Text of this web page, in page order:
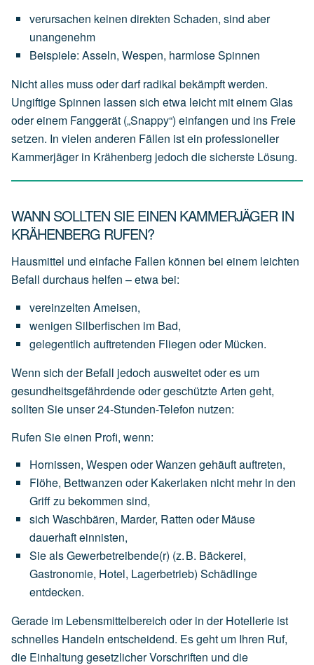
verursachen keinen direkten Schaden, sind aber
unangenehm
Beispiele: Asseln, Wespen, harmloseSpinnen
Nicht alles muss oder darf radikal bekämpft werden.
Ungiftige Spinnen lassen sich etwa leicht mit einem Glas
oder einem Fanggerät („Snappy“) einfangen und ins Freie
setzen. In vielen anderen Fällen ist ein professioneller
Kammerjäger in Krähenberg jedoch die sicherste Lösung.
WANN SOLLTEN SIE EINEN KAMMERJÄGER IN
KRÄHENBERG RUFEN?
Hausmittel und einfache Fallen können bei einem leichten
Befall durchaus helfen – etwa bei:
vereinzelten Ameisen,
wenigen Silberfischen im Bad,
gelegentlich auftretenden Fliegen oder Mücken.
Wenn sich der Befall jedoch ausweitet oder es um
gesundheitsgefährdende oder geschützte Arten geht,
sollten Sie unser 24-Stunden-Telefon nutzen:
Rufen Sie einen Profi, wenn:
Hornissen, Wespen oderWanzen gehäuftauftreten,
Flöhe, Bettwanzen oder Kakerlaken nicht mehr in den
Griffzu bekommen sind,
sich Waschbären, Marder, Ratten oder Mäuse
dauerhafteinnisten,
SiealsGewerbetreibende(r) (z.B. Bäckerei,
Gastronomie, Hotel, Lagerbetrieb) Schädlinge
entdecken.
Gerade im Lebensmittelbereich oder in der Hotellerie ist
schnelles Handeln entscheidend. Es geht um Ihren Ruf,
die Einhaltung gesetzlicher Vorschriften und die